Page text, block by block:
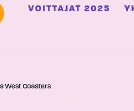
VOITTAJAT 2025
West Coasters